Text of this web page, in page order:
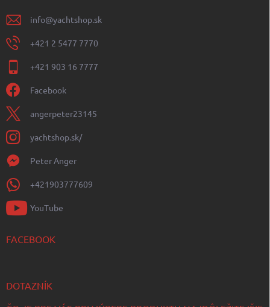
info@yachtshop.sk
+421 2 5477 7770
+421 903 16 7777
Facebook
angerpeter23145
yachtshop.sk/
Peter Anger
+421903777609
YouTube
FACEBOOK
DOTAZNÍK